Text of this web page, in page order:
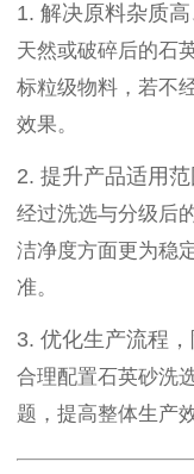
1. 解决原料杂质
天然或破碎后的石
标粒级物料，若不
效果。
2. 提升产品适用
经过洗选与分级后
洁净度方面更为稳
准。
3. 优化生产流程
合理配置石英砂洗
题，提高整体生产